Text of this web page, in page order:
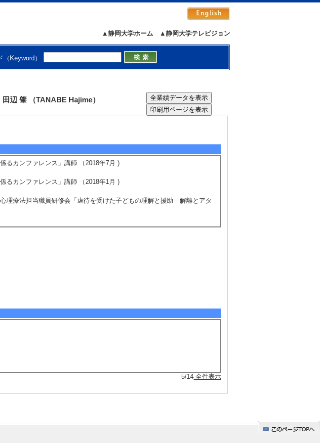
▲静岡大学テレビジョン
▲静岡大学ホーム
（Keyword）
辺 肇 （TANABE Hajime）
るカンファレンス」講師 （2018年7月 )
るカンファレンス」講師 （2018年1月 )
理療法担当職員研修会「虐待を受けた子どもの理解と援助―解離とアタ
5/14 全件表示